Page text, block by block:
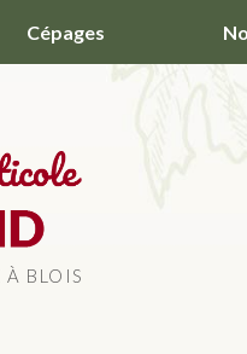
Cépages
BLOIS